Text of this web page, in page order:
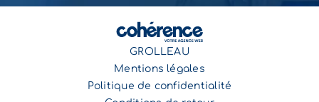
GROLLEAU
Mentions légales
Politique de confidentialité